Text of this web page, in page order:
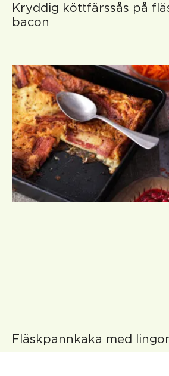
Kryddig köttfärssås på
bacon
Fläskpannkaka med